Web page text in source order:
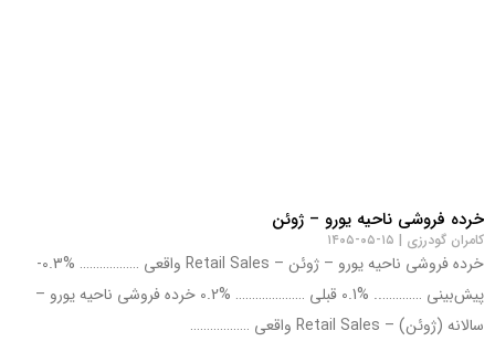
خرده فروشی ناحیه یورو – ژوئن
کامران گودرزی ۱۵-۰۵-۱۴۰۵
خرده فروشی ناحیه یورو – ژوئن – Retail Sales واقعی ……………… %0.3-
پیش‌بینی ………….. %0.1 قبلی ………………… %0.2 خرده فروشی ناحیه یورو –
سالانه (ژوئن) – Retail Sales واقعی ………………